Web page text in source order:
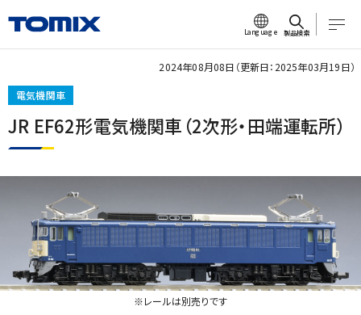
Language 製品検索
電気機関車
JR EF62形電気機関車（2次形・田端運転所）
2024年08月08日（更新日：2025年03月19日）
※レールは別売りです